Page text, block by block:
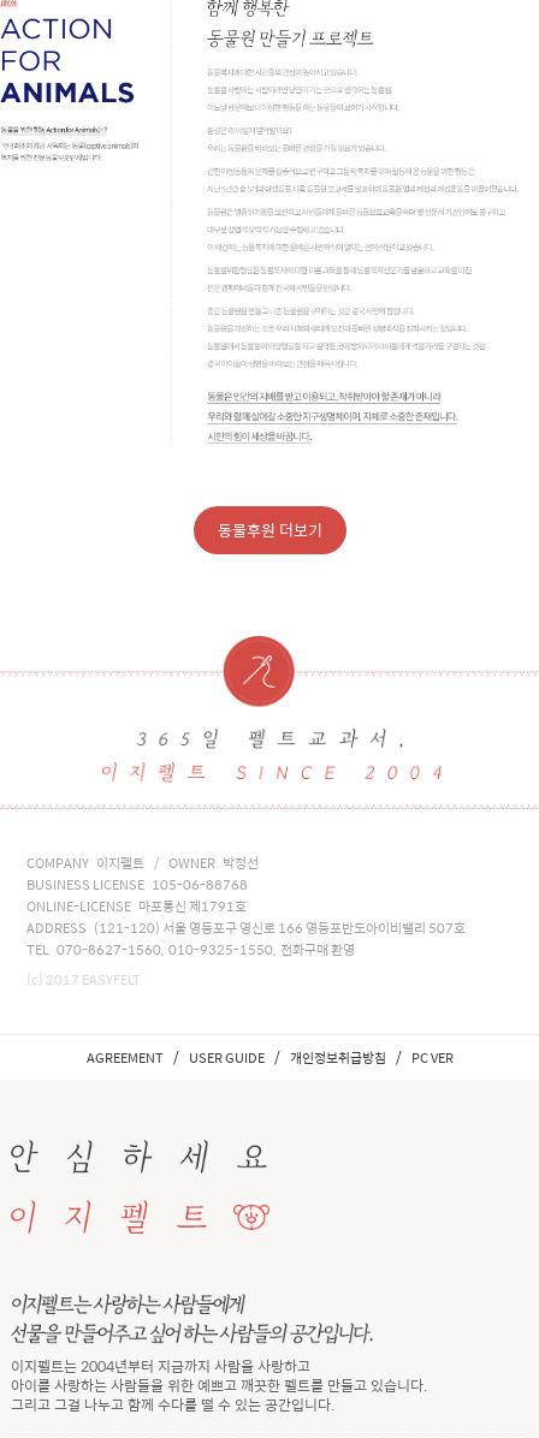
동물후원 더보기
COMPANY 이지펠트 / OWNER 박정선
BUSINESS LICENSE 105-06-88768
ONLINE-LICENSE 마포통신 제1791호
ADDRESS (121-120) 서울 영등포구 영신로 166 영등포반도아이비밸리 507호
TEL 070-8627-1560, 010-9325-1550, 전화구매 환영
(c) 2017 EASYFELT
AGREEMENT / USER GUIDE / 개인정보취급방침 / PC VER
이지펠트는 2004년부터 지금까지 사람을 사랑하고
아이를 사랑하는 사람들을 위한 예쁘고 깨끗한 펠트를 만들고 있습니다.
그리고 그걸 나누고 함께 수다를 떨 수 있는 공간입니다.